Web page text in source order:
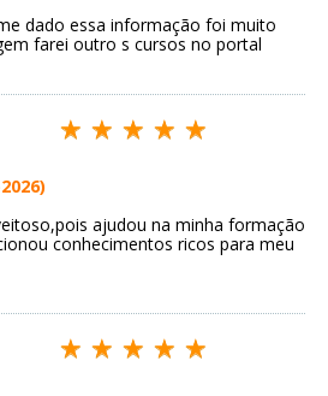
dado essa informação foi muito
farei outro s cursos no portal
ajudou na minha formação
conhecimentos ricos para meu